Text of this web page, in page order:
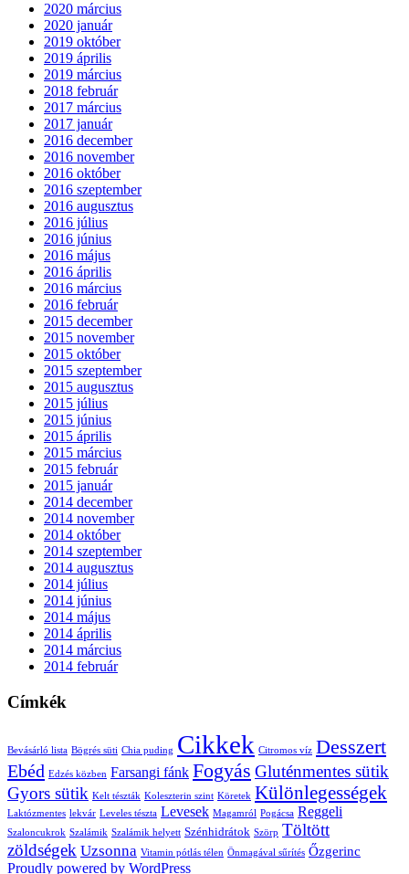
2020 március
2020 január
2019 október
2019 április
2019 március
2018 február
2017 március
2017 január
2016 december
2016 november
2016 október
2016 szeptember
2016 augusztus
2016 július
2016 június
2016 május
2016 április
2016 március
2016 február
2015 december
2015 november
2015 október
2015 szeptember
2015 augusztus
2015 július
2015 június
2015 április
2015 március
2015 február
2015 január
2014 december
2014 november
2014 október
2014 szeptember
2014 augusztus
2014 július
2014 június
2014 május
2014 április
2014 március
2014 február
Címkék
Bevásárló lista Bögrés süti Chia puding Cikkek Citromos víz Desszert
Ebéd Edzés közben Farsangi fánk Fogyás Gluténmentes sütik
Gyors sütik Kelt tészták Koleszterin szint Köretek Különlegességek
Laktózmentes lekvár Leveles tészta Levesek Magamról Pogácsa Reggeli
Szaloncukrok Szalámik Szalámik helyett Szénhidrátok Szörp Töltött
zöldségek Uzsonna Vitamin pótlás télen Önmagával sűrítés Őzgerinc
Proudly powered by WordPress